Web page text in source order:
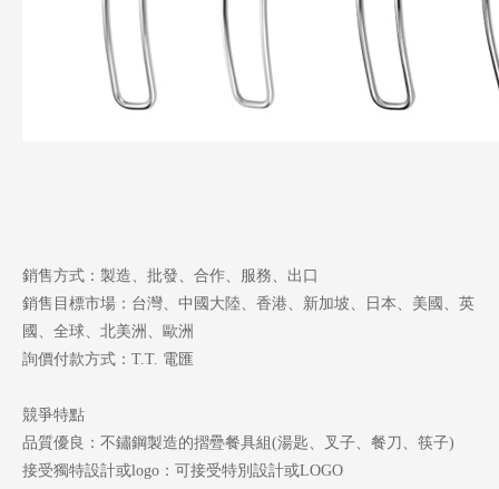
銷售方式：製造、批發、合作、服務、出口
銷售目標市場：台灣、中國大陸、香港、新加坡、日本、美國、英
國、全球、北美洲、歐洲
詢價付款方式：T.T. 電匯
競爭特點
品質優良：不鏽鋼製造的摺疉餐具組(湯匙、叉子、餐刀、筷子)
接受獨特設計或logo：可接受特別設計或LOGO